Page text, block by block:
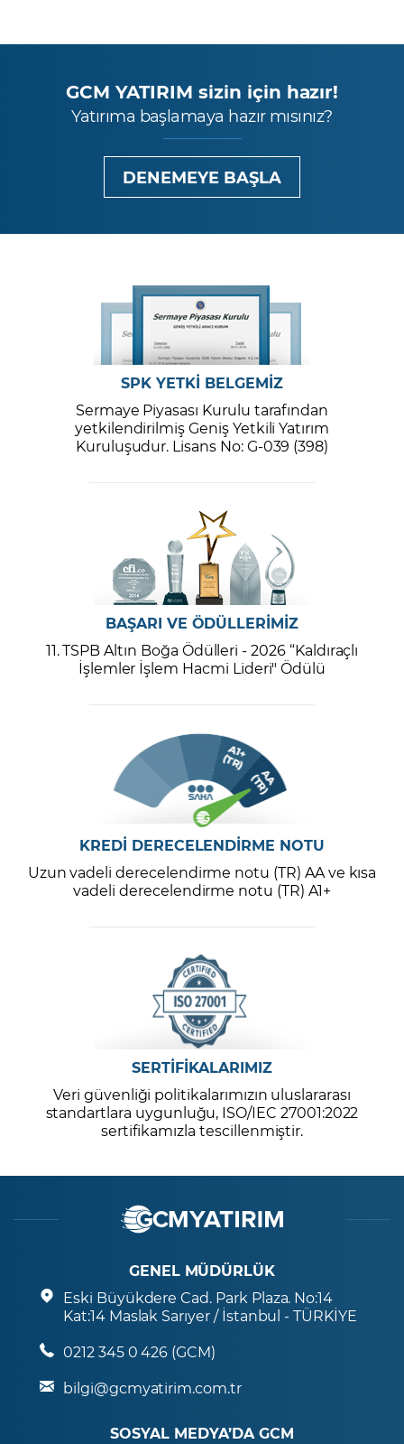
GCM YATIRIM sizin için hazır!
Yatırıma başlamaya hazır mısınız?
DENEMEYE BAŞLA
SPK YETKİ BELGEMİZ
Sermaye Piyasası Kurulu tarafından
yetkilendirilmiş Geniş Yetkili Yatırım
Kuruluşudur. Lisans No: G-039 (398)
BAŞARI VE ÖDÜLLERİMİZ
11. TSPB Altın Boğa Ödülleri - 2026 “Kaldıraçlı
İşlemler İşlem Hacmi Lideri" Ödülü
KREDİ DERECELENDİRME NOTU
Uzun vadeli derecelendirme notu (TR) AA ve kısa
vadeli derecelendirme notu (TR) A1+
SERTİFİKALARIMIZ
Veri güvenliği politikalarımızın uluslararası
standartlara uygunluğu, ISO/IEC 27001:2022
sertifikamızla tescillenmiştir.
GENEL MÜDÜRLÜK
Eski Büyükdere Cad. Park Plaza. No:14
Kat:14 Maslak Sarıyer / İstanbul - TÜRKİYE
0212 345 0 426 (GCM)
bilgi@gcmyatirim.com.tr
SOSYAL MEDYA’DA GCM